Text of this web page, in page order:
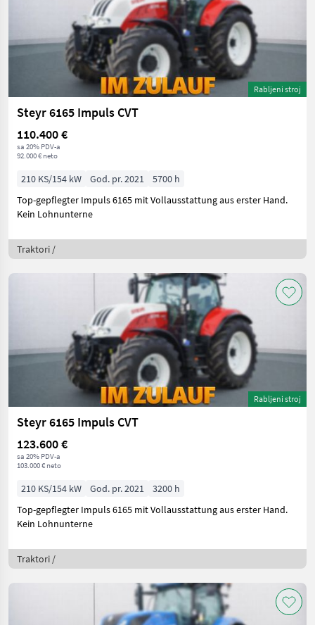
Rabljeni stroj
Steyr 6165 Impuls CVT
110.400 €
sa 20% PDV-a
92.000 € neto
210 KS/154 kW God. pr. 2021
5700 h
Top-gepflegter Impuls 6165 mit Vollausstattung aus erster Hand.
Kein Lohnunterne
Traktori /
Rabljeni stroj
Steyr 6165 Impuls CVT
123.600 €
sa 20% PDV-a
103.000 € neto
210 KS/154 kW God. pr. 2021
3200 h
Top-gepflegter Impuls 6165 mit Vollausstattung aus erster Hand.
Kein Lohnunterne
Traktori /